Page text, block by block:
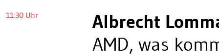
11:30 Uhr
Albrecht
AMD, was